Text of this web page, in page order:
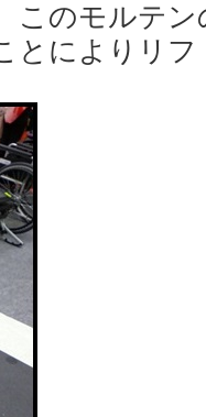
このモルテ
とによりリ